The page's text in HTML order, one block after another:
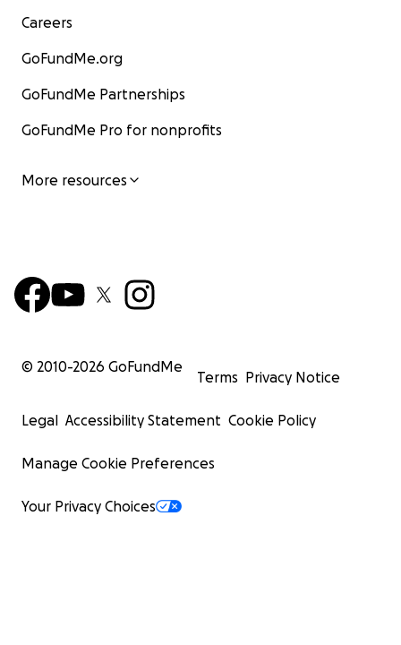
Careers
GoFundMe.org
GoFundMe Partnerships
GoFundMe Pro for nonprofits
More resources
© 2010-2026 GoFundMe
Terms Privacy Notice
Legal Accessibility Statement Cookie Policy
Manage Cookie Preferences
Your Privacy Choices